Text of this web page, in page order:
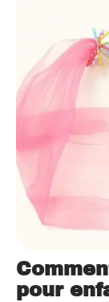
pour